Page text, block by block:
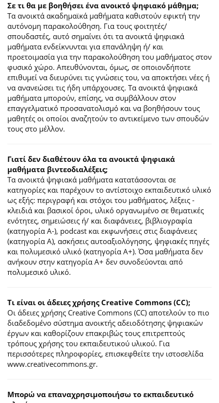
Σε τι θα με βοηθήσει ένα ανοικτό ψηφιακό μάθημα;
Τα ανοικτά ακαδημαϊκά μαθήματα καθιστούν εφικτή την
αυτόνομη παρακολούθηση. Για τους φοιτητές/
σπουδαστές, αυτό σημαίνει ότι τα ανοικτά ψηφιακά
μαθήματα ενδείκνυνται για επανάληψη ή/ και
προετοιμασία για την παρακολούθηση του μαθήματος στον
φυσικό χώρο. Απευθύνονται, όμως, σε οποιονδήποτε
επιθυμεί να διευρύνει τις γνώσεις του, να αποκτήσει νέες ή
να ανανεώσει τις ήδη υπάρχουσες. Τα ανοικτά ψηφιακά
μαθήματα μπορούν, επίσης, να συμβάλλουν στον
επαγγελματικό προσανατολισμό και να βοηθήσουν τους
μαθητές οι οποίοι αναζητούν το αντικείμενο των σπουδών
τους στο μέλλον.
Γιατί δεν διαθέτουν όλα τα ανοικτά ψηφιακά
μαθήματα βιντεοδιαλέξεις;
Τα ανοικτά ψηφιακά μαθήματα κατατάσσονται σε
κατηγορίες και παρέχουν το αντίστοιχο εκπαιδευτικό υλικό
ως εξής: περιγραφή και στόχοι του μαθήματος, λέξεις -
κλειδιά και βασικοί όροι, υλικό οργανωμένο σε θεματικές
ενότητες, σημειώσεις ή/ και διαφάνειες, βιβλιογραφία
(κατηγορία Α-), podcast και εκφωνήσεις στις διαφάνειες
(κατηγορία Α), ασκήσεις αυτοαξιολόγησης, ψηφιακές πηγές
και πολυμεσικό υλικό (κατηγορία Α+). Όσα μαθήματα δεν
ανήκουν στην κατηγορία Α+ δεν συνοδεύονται από
πολυμεσικό υλικό.
Τι είναι οι άδειες χρήσης Creative Commons (CC);
Οι άδειες χρήσης Creative Commons (CC) αποτελούν το πιο
διαδεδομένο σύστημα ανοικτής αδειοδότησης ψηφιακών
έργων και καθορίζουν επακριβώς τους επιτρεπτούς
τρόπους χρήσης του εκπαιδευτικού υλικού. Για
περισσότερες πληροφορίες, επισκεφθείτε την ιστοσελίδα
www.creativecommons.gr.
Mπορώ να επαναχρησιμοποιήσω το εκπαιδευτικό